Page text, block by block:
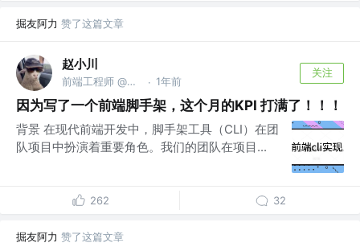
掘友阿力 赞了这篇文章
赵小川
前端工程师 @豌豆公主 · 1年前
关注
因为写了一个前端脚手架，这个月的KPI 打满了！！！
背景 在现代前端开发中，脚手架工具（CLI）在团
队项目中扮演着重要角色。我们的团队在项目...
262 32
掘友阿力 赞了这篇文章